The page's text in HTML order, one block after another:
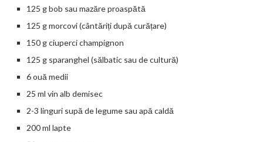
125 g bob sau mazăre proaspătă
125 g morcovi (cântăriți după curățare)
150 g ciuperci champignon
125 g sparanghel (sălbatic sau de cultură)
6 ouă medii
25 ml vin alb demisec
2-3 linguri supă de legume sau apă caldă
200 ml lapte